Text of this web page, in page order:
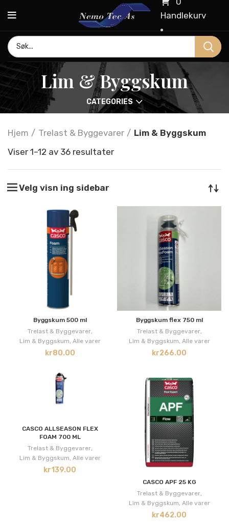
Handlekurv
Lim & Byggskum
CATEGORIES
Hjem Trelast & Byggevarer
Lim & Byggskum
Viser 1–12 av 36 resultater
Velg visn ing sidebar
Byggskum 500 ml
Trelast & Byggevarer,
Lim & Byggskum, Alle varer
kr80.00
Byggskum flex 750 ml
Trelast & Byggevarer,
Lim & Byggskum, Alle varer
kr266.00
CASCO ALLSEASON FLEX
FOAM 700 ML
Trelast & Byggevarer,
Lim & Byggskum Alle varer
kr139.00
CASCO APF 25 KG
Trelast & Byggevarer,
Lim & Byggskum, Alle varer
kr462.00